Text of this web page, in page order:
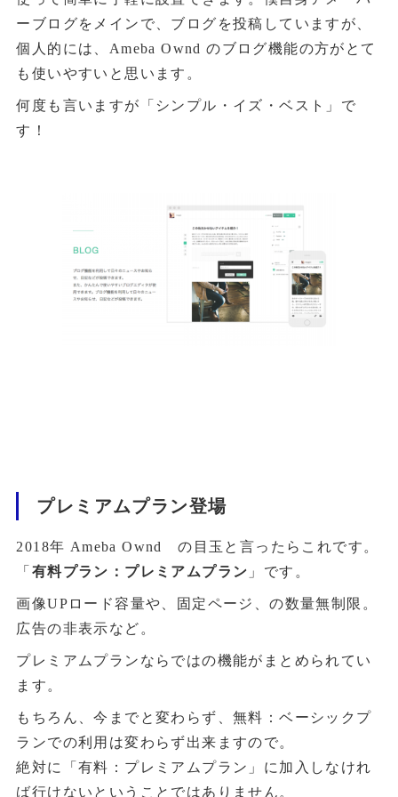
ーブログをメインで、ブログを投稿していますが、
個人的には、Ameba Ownd のブログ機能の方がとて
も使いやすいと思います。
何度も言いますが「シンプル・イズ・ベスト」で
す！
プレミアムプラン登場
2018年 Ameba Ownd の目玉と言ったらこれです。
「 有料プラン：プレミアムプラン 」です。
画像UPロード容量や、固定ページ、の数量無制限。
広告の非表示など。
プレミアムプランならではの機能がまとめられてい
ます。
もちろん、今までと変わらず、無料：ベーシックプ
ランでの利用は変わらず出来ますので。
絶対に「有料：プレミアムプラン」に加入しなけれ
ば行けないということではありません。